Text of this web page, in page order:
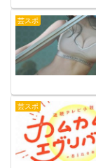
芸スポ
芸スポ